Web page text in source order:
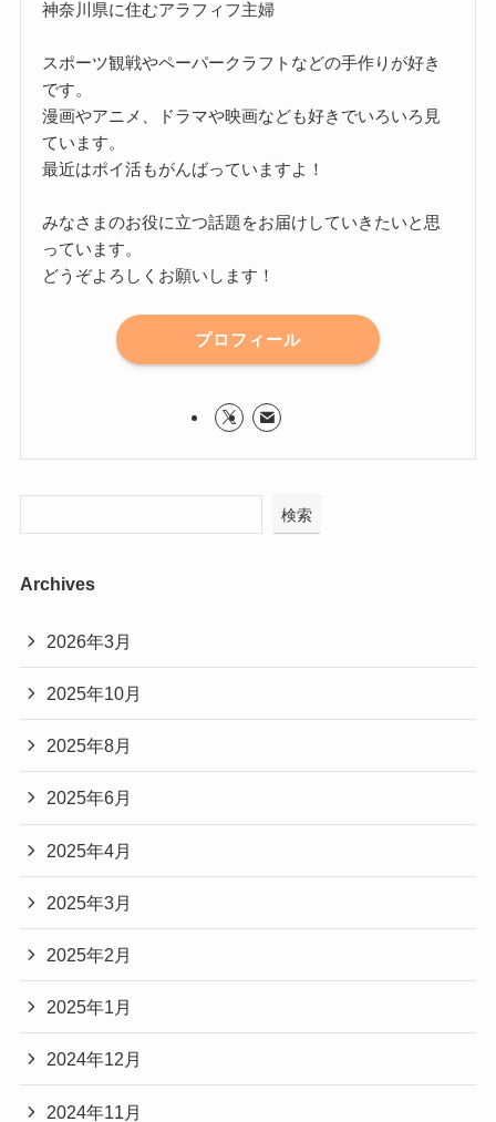
神奈川県に住むアラフィフ主婦
スポーツ観戦やペーパークラフトなどの手作りが好き
です。
漫画やアニメ、ドラマや映画なども好きでいろいろ見
ています。
最近はポイ活もがんばっていますよ！
みなさまのお役に立つ話題をお届けしていきたいと思
っています。
どうぞよろしくお願いします！
プロフィール
検索
Archives
2026年3月
2025年10月
2025年8月
2025年6月
2025年4月
2025年3月
2025年2月
2025年1月
2024年12月
2024年11月